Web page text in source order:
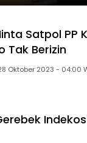
Satpol
Tak Berizin
Oktober 2023 - 04:00